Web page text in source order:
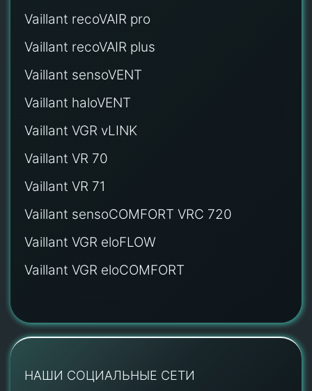
Vaillant recoVAIR pro
Vaillant recoVAIR plus
Vaillant sensoVENT
Vaillant haloVENT
Vaillant VGR vLINK
Vaillant VR 70
Vaillant VR 71
Vaillant sensoCOMFORT VRC 720
Vaillant VGR eloFLOW
Vaillant VGR eloCOMFORT
НАШИ СОЦИАЛЬНЫЕ СЕТИ